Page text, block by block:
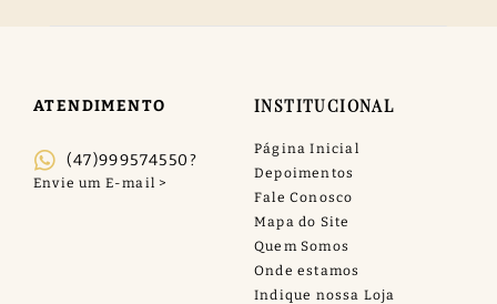
ATENDIMENTO
(47)999574550?
INSTITUCIONAL
Página Inicial
Depoimentos
Fale Conosco
Mapa do Site
Quem Somos
Onde estamos
Indique nossa Loja